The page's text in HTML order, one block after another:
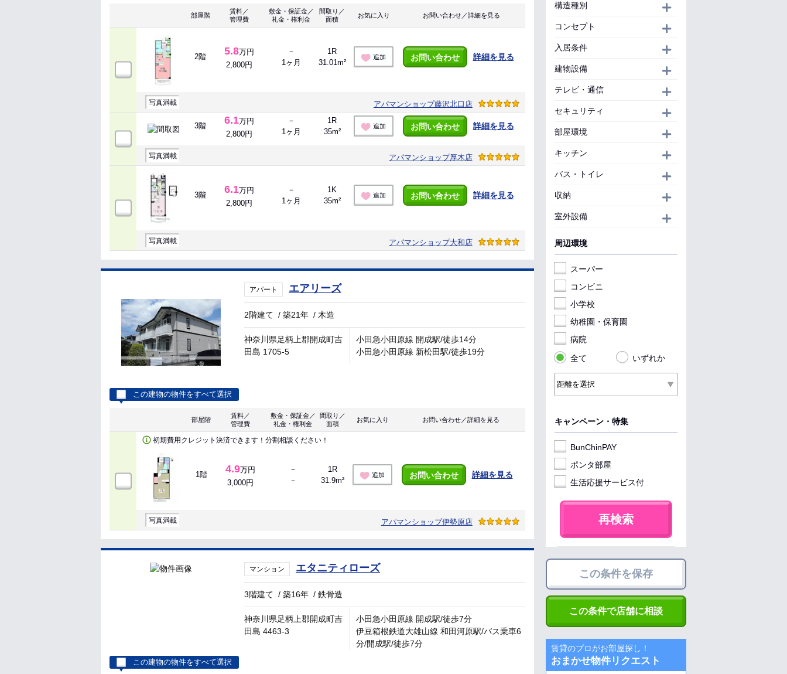
部屋階
賃料／
管理費
敷金・保証金／
礼金・権利金
間取り／
面積
お気に入り お問い合わせ／詳細を見る
2階 5.8万円
2,800円
－
1ヶ月
1R
31.01m²
追加 お問い合わせ 詳細を見る
写真満載 アパマンショップ藤沢北口店
3階 6.1万円
2,800円
－
1ヶ月
1R
35m²
追加 お問い合わせ 詳細を見る
写真満載 アパマンショップ厚木店
3階 6.1万円
2,800円
－
1ヶ月
1K
35m²
追加 お問い合わせ 詳細を見る
写真満載 アパマンショップ大和店
アパート エアリーズ
2階建て /築21年 / 木造
神奈川県足柄上郡開成町吉
田島 1705-5
小田急小田原線 開成駅/徒歩14分
小田急小田原線 新松田駅/徒歩19分
この建物の物件をすべて選択
部屋階
賃料／
管理費
敷金・保証金／
礼金・権利金
間取り／
面積
お気に入り お問い合わせ／詳細を見る
初期費用クレジット決済できます！分割相談ください！
1階 4.9万円
3,000円
－
－
1R
31.9m²
追加 お問い合わせ 詳細を見る
写真満載 アパマンショップ伊勢原店
マンション エタニティローズ
3階建て /築16年 /鉄骨造
神奈川県足柄上郡開成町吉
田島 4463-3
小田急小田原線 開成駅/徒歩7分
伊豆箱根鉄道大雄山線 和田河原駅/バス乗車6
分/開成駅/徒歩7分
この建物の物件をすべて選択
構造種別
コンセプト
入居条件
建物設備
テレビ・通信
セキュリティ
部屋環境
キッチン
バス・トイレ
収納
室外設備
周辺環境
スーパー
コンビニ
小学校
幼稚園・保育園
病院
全て
いずれか
キャンペーン・特集
BunChinPAY
ポンタ部屋
生活応援サービス付
再検索
この条件を保存
この条件で店舗に相談
賃貸のプロがお部屋探し！
おまかせ物件リクエスト